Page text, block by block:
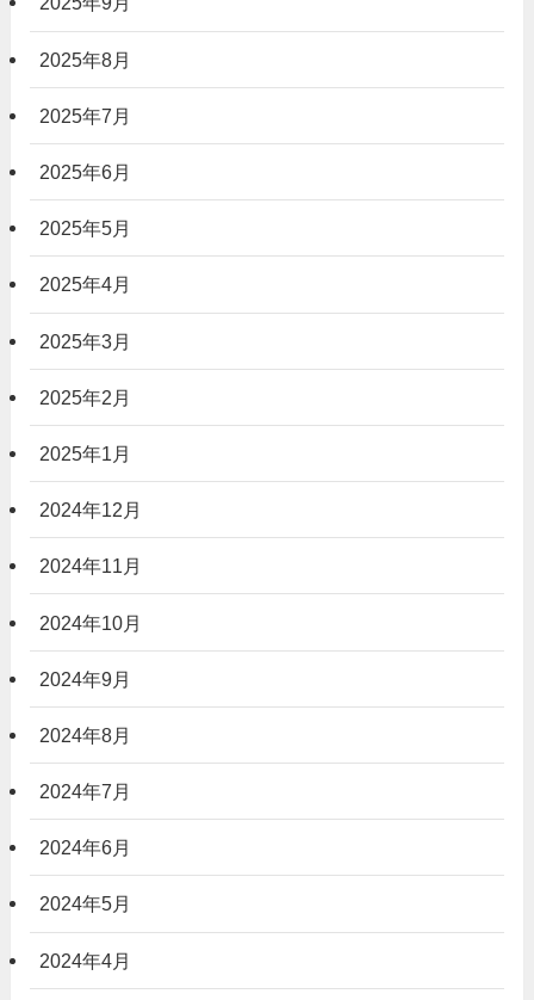
2025年8月
2025年7月
2025年6月
2025年5月
2025年4月
2025年3月
2025年2月
2025年1月
2024年12月
2024年11月
2024年10月
2024年9月
2024年8月
2024年7月
2024年6月
2024年5月
2024年4月